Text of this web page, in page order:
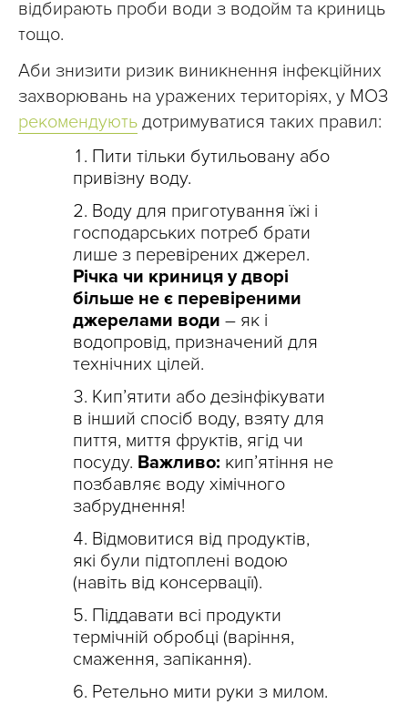
відбирають проби води з водойм та криниць
тощо.
Аби знизити ризик виникнення інфекційних
захворювань на уражених територіях, у МОЗ
рекомендують дотримуватися таких правил:
Пити тільки бутильовану або
привізну воду.
Воду для приготування їжі і
господарських потреб брати
лише з перевірених джерел.
Річка чи криниця у дворі
більше не є перевіреними
джерелами води – як і
водопровід, призначений для
технічних цілей.
Кип’ятити або дезінфікувати
в інший спосіб воду, взяту для
пиття, миття фруктів, ягід чи
посуду. Важливо: кип’ятіння не
позбавляє воду хімічного
забруднення!
Відмовитися від продуктів,
які були підтоплені водою
(навіть від консервації).
Піддавати всі продукти
термічній обробці (варіння,
смаження, запікання).
Ретельно мити руки з милом.